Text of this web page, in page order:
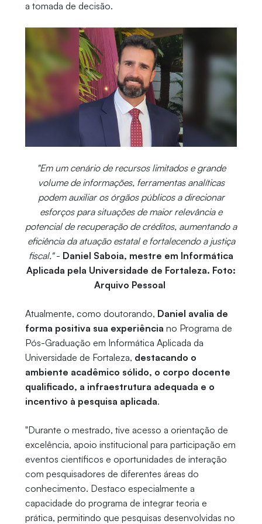
a tomada de decisão.
"Em um cenário de recursos limitados e grande
volume de informações, ferramentas analíticas
podem auxiliar os órgãos públicos a direcionar
esforços para situações de maior relevância e
potencial de recuperação de créditos, aumentando a
eficiência da atuação estatal e fortalecendo a justiça
fiscal."- Daniel Saboia, mestre em Informática
Aplicada pela Universidade de Fortaleza. Foto:
Arquivo Pessoal
Atualmente, como doutorando, Daniel avalia de
forma positiva sua experiência no Programa de
Pós-Graduação em Informática Aplicada da
Universidade de Fortaleza, destacando o
ambiente acadêmico sólido, o corpo docente
qualificado, a infraestrutura adequada e o
incentivo à pesquisa aplicada.
"Durante o mestrado, tive acesso a orientação de
excelência, apoio institucional para participação em
eventos científicos e oportunidades de interação
com pesquisadores de diferentes áreas do
conhecimento. Destaco especialmente a
capacidade do programa de integrar teoria e
prática, permitindo que pesquisas desenvolvidas no